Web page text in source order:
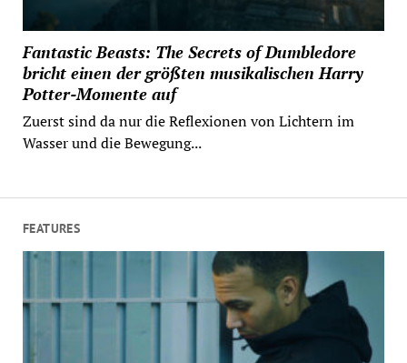
Fantastic Beasts: The Secrets of Dumbledore
bricht einen der größten musikalischen Harry
Potter-Momente auf
Zuerst sind da nur die Reflexionen von Lichtern im
Wasser und die Bewegung...
FEATURES